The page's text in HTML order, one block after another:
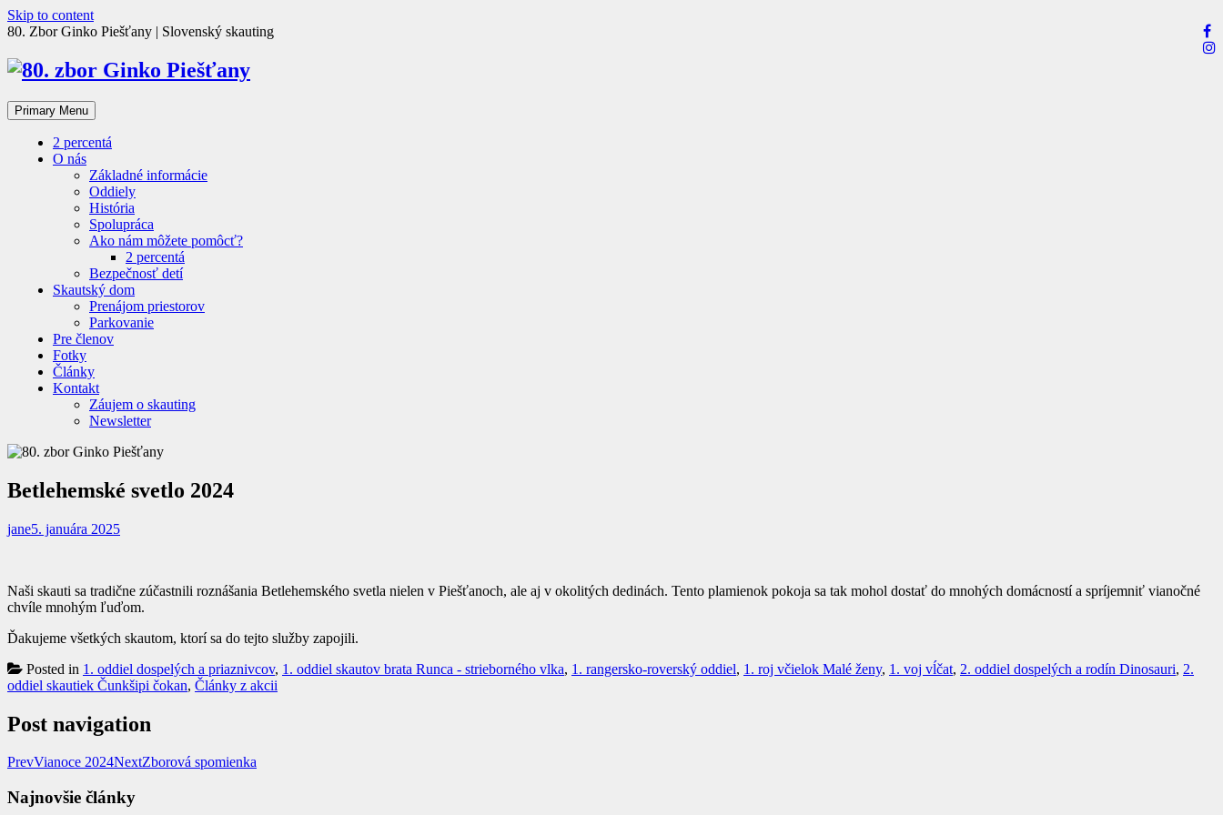
Skip to content
80. Zbor Ginko Piešťany | Slovenský skauting
Primary Menu
2 percentá
O nás
Základné informácie
Oddiely
História
Spolupráca
Ako nám môžete pomôcť?
2 percentá
Bezpečnosť detí
Skautský dom
Prenájom priestorov
Parkovanie
Pre členov
Fotky
Články
Kontakt
Záujem o skauting
Newsletter
Betlehemské svetlo 2024
jane5. januára 2025
Naši skauti sa tradične zúčastnili roznášania Betlehemského svetla nielen v Piešťanoch, ale aj v okolitých dedinách. Tento plamienok pokoja sa tak mohol dostať do mnohých domácností a spríjemniť vianočné
chvíle mnohým ľuďom.
Ďakujeme všetkých skautom, ktorí sa do tejto služby zapojili.
Posted in 1. oddiel dospelých a priaznivcov, 1. oddiel skautov brata Runca - strieborného vlka, 1. rangersko-roverský oddiel, 1. roj včielok Malé ženy, 1. voj vĺčat, 2. oddiel dospelých a rodín Dinosauri, 2.
oddiel skautiek Čunkšipi čokan, Články z akcii
Post navigation
PrevVianoce 2024NextZborová spomienka
Najnovšie články